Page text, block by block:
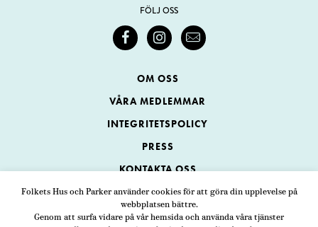
Folkets Hus och Parker använder cookies för att göra din upplevelse på
webbplatsen bättre.
Genom att surfa vidare på vår hemsida och använda våra tjänster
FÖLJ OSS
OM OSS
VÅRA MEDLEMMAR
INTEGRITETSPOLICY
PRESS
KONTAKTA OSS
Folkets Hus och Parker